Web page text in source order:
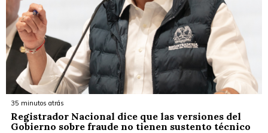
35 minutos atrás
Registrador Nacional dice que las versiones del
Gobierno sobre fraude no tienen sustento técnico